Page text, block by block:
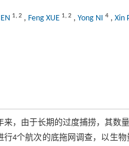
1, 2 , Feng XUE 1, 2 , Yong NI 4 , Xin
，由于长期的过度捕捞，其数
4个航次的底拖网调查，以生